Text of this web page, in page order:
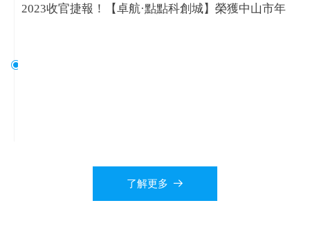
2023收官捷報！【卓航·點點科創城】榮獲中山市年
ꀉ
了解更多 뀠